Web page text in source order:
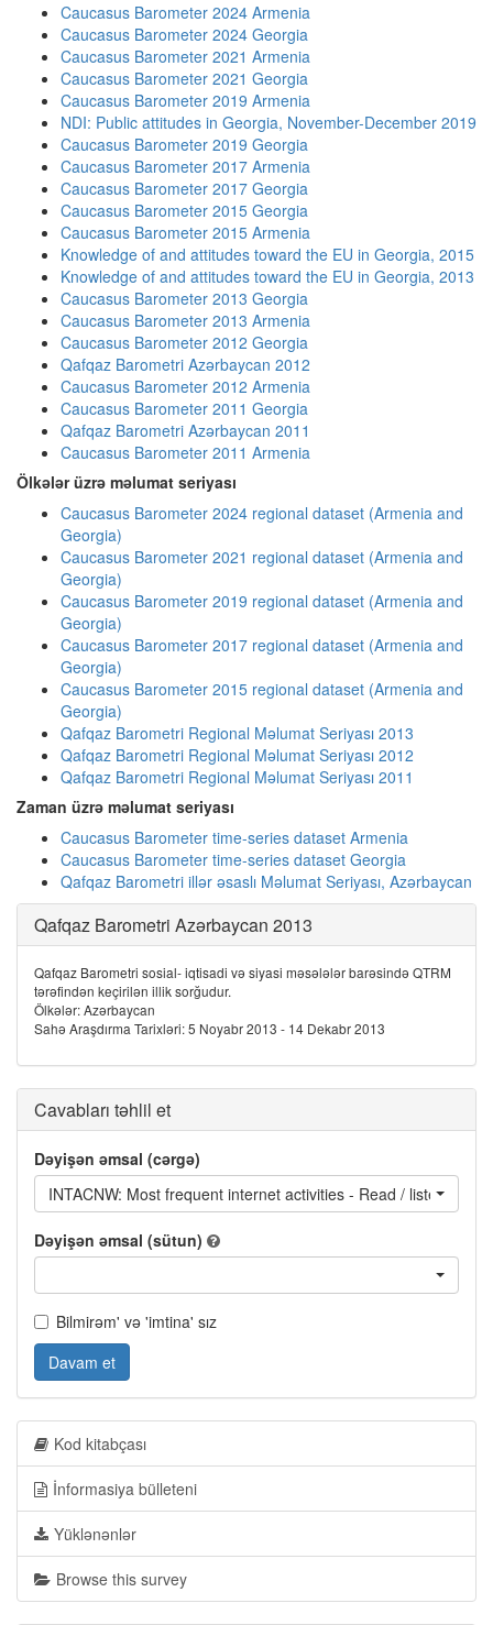
Caucasus Barometer 2024 Armenia
Caucasus Barometer 2024 Georgia
Caucasus Barometer 2021 Armenia
Caucasus Barometer 2021 Georgia
Caucasus Barometer 2019 Armenia
NDI: Public attitudes in Georgia, November-December 2019
Caucasus Barometer 2019 Georgia
Caucasus Barometer 2017 Armenia
Caucasus Barometer 2017 Georgia
Caucasus Barometer 2015 Georgia
Caucasus Barometer 2015 Armenia
Knowledge of and attitudes toward the EU in Georgia, 2015
Knowledge of and attitudes toward the EU in Georgia, 2013
Caucasus Barometer 2013 Georgia
Caucasus Barometer 2013 Armenia
Caucasus Barometer 2012 Georgia
Qafqaz Barometri Azərbaycan 2012
Caucasus Barometer 2012 Armenia
Caucasus Barometer 2011 Georgia
Qafqaz Barometri Azərbaycan 2011
Caucasus Barometer 2011 Armenia
Ölkələr üzrə məlumat seriyası
Caucasus Barometer 2024 regional dataset (Armenia and
Georgia)
Caucasus Barometer 2021 regional dataset (Armenia and
Georgia)
Caucasus Barometer 2019 regional dataset (Armenia and
Georgia)
Caucasus Barometer 2017 regional dataset (Armenia and
Georgia)
Caucasus Barometer 2015 regional dataset (Armenia and
Georgia)
Qafqaz Barometri Regional Məlumat Seriyası 2013
Qafqaz Barometri Regional Məlumat Seriyası 2012
Qafqaz Barometri Regional Məlumat Seriyası 2011
Zaman üzrə məlumat seriyası
Caucasus Barometer time-series dataset Armenia
Caucasus Barometer time-series dataset Georgia
Qafqaz Barometri illər əsaslı Məlumat Seriyası, Azərbaycan
Qafqaz Barometri Azərbaycan 2013
Qafqaz Barometri sosial- iqtisadi və siyasi məsələlər barəsində QTRM
tərəfindən keçirilən illik sorğudur.
Ölkələr: Azərbaycan
Sahə Araşdırma Tarixləri: 5 Noyabr 2013 - 14 Dekabr 2013
Cavabları təhlil et
Dəyişən əmsal (cərgə)
INTACNW: Most frequent internet activities - Read / listen to /
Dəyişən əmsal (sütun)
Bilmirəm' və 'imtina' sız
Davam et
Kod kitabçası
İnformasiya bülleteni
Yüklənənlər
Browse this survey